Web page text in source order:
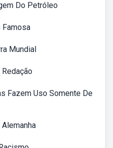
Do Petróleo
Famosa
Mundial
Fazem Uso Somente De